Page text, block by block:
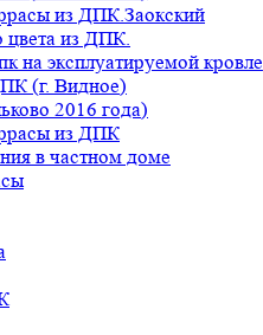
из ДПК.Заокский
цвета из ДПК.
на эксплуатируемой кровле
(г. Видное)
2016 года)
из ДПК
в частном доме